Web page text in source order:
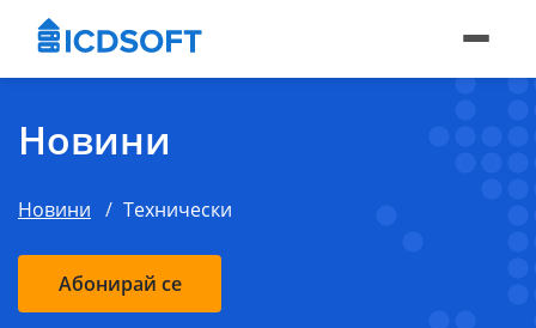
Новини
Новини Технически
Абонирай се